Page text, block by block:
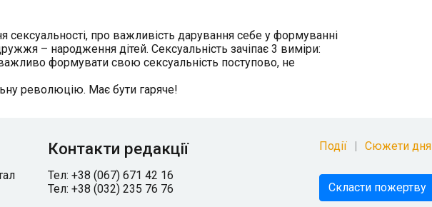
сексуальності, про важливість дарування себе у формуванні
– народження дітей. Сексуальність зачіпає 3 виміри:
формувати свою сексуальність поступово, не
революцію. Має бути гаряче!
Контакти редакції
Тел: +38 (067) 671 42 16
Тел: +38 (032) 235 76 76
Події Сюжети дня
Скласти пожертву